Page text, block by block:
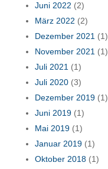
Juni 2022 (2)
März 2022 (2)
Dezember 2021 (1)
November 2021 (1)
Juli 2021 (1)
Juli 2020(3)
Dezember 2019(1)
Juni 2019(1)
Mai 2019(1)
Januar 2019(1)
Oktober 2018(1)